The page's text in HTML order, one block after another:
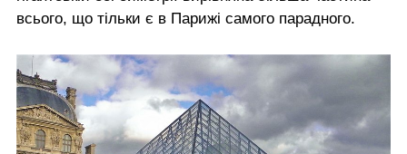
всього, що тільки є в Парижі самого парадного.